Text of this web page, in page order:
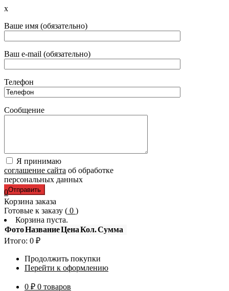
x
Ваше имя (обязательно)
Ваш e-mail (обязательно)
Телефон
Сообщение
Я принимаю
соглашение сайта об обработке
персональных данных
0
Корзина заказа
Готовые к заказу ( 0 )
Корзина пуста.
ФотоНазваниеЦенаКол.Сумма
Итого: 0 ₽
Продолжить покупки
Перейти к оформлению
0 ₽ 0 товаров